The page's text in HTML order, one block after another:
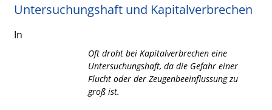
Untersuchungshaft und Kapitalverbrechen
Oft droht bei Kapitalverbrechen eine
Untersuchungshaft, da die Gefahr einer
Flucht oder der Zeugenbeeinflussung zu
groß ist.
In